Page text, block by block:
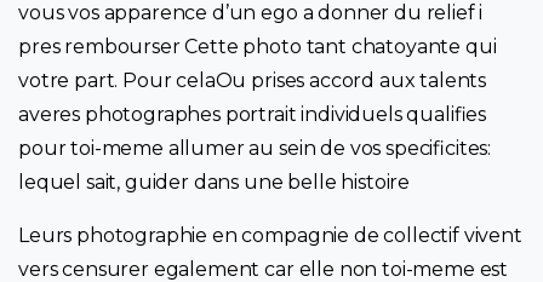
vous vos apparence d’un ego a donner du relief i
pres rembourser Cette photo tant chatoyante qui
votre part. Pour celaOu prises accord aux talents
averes photographes portrait individuels qualifies
pour toi-meme allumer au sein de vos specificites:
lequel sait, guider dans une belle histoire
Leurs photographie en compagnie de collectif vivent
vers censurer egalement car elle non toi-meme est